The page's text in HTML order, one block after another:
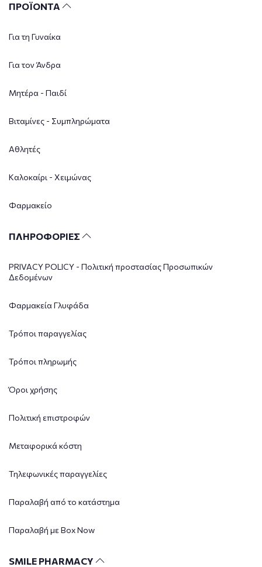
ΠΡΟΪΟΝΤΑ
Για τη Γυναίκα
Για τον Άνδρα
Μητέρα - Παιδί
Βιταμίνες - Συμπληρώματα
Αθλητές
Καλοκαίρι - Χειμώνας
Φαρμακείο
ΠΛΗΡΟΦΟΡΙΕΣ
PRIVACY POLICY - Πολιτική προστασίας Προσωπικών
Δεδομένων
Φαρμακεία Γλυφάδα
Τρόποι παραγγελίας
Τρόποι πληρωμής
Όροι χρήσης
Πολιτική επιστροφών
Μεταφορικά κόστη
Τηλεφωνικές παραγγελίες
Παραλαβή από το κατάστημα
Παραλαβή με Box Now
SMILE PHARMACY